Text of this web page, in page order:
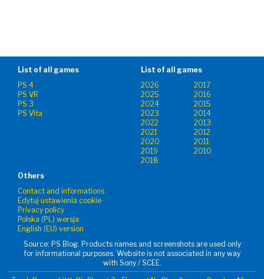
List of all games
PS 4
PS VR
PS 3
PS Vita
List of all games
2026
2017
2025
2016
2024
2015
2023
2014
2022
2013
2021
2012
2020
2011
2019
2010
2018
Others
Contact and informations
Edytuj ustawienia cookie
Privacy policy
Polska (PL) wersja
English (EU) version
Source: PS Blog. Products names and screenshots are used only
for informational purposes. Website is not associated in any way
with Sony / SCEE.